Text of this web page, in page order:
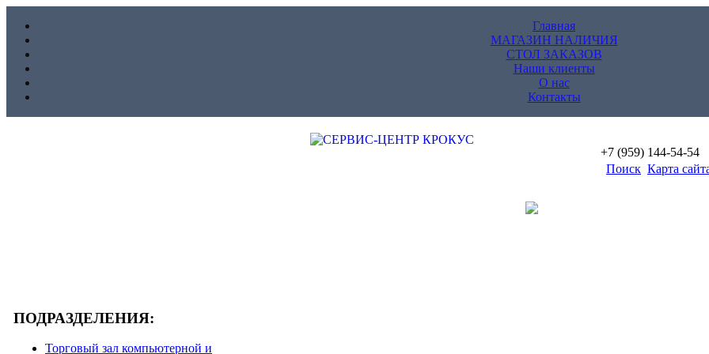
Главная
МАГАЗИН НАЛИЧИЯ
СТОЛ ЗАКАЗОВ
Наши клиенты
О нас
Контакты
+7 (959) 144-54-54
Поиск Карта
ПОДРАЗДЕЛЕНИЯ:
Торговый зал компьютерной и